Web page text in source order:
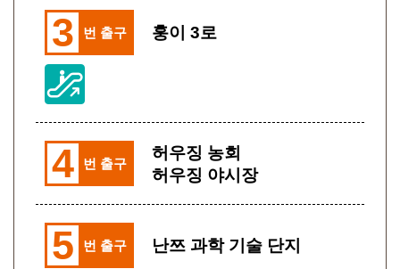
3 번 출구 훙이 3로
4 번 출구
허우징 농회
허우징 야시장
5 번 출구 난쯔 과학 기술 단지